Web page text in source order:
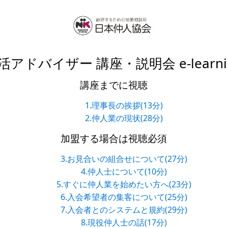
アドバイザー 講座・説明会 e-
講座までに視聴
1.理事長の挨拶(13分)
2.仲人業の現状(28分)
加盟する場合は視聴必須
3.お見合いの組合せについて(27分)
4.仲人士について(10分)
5.すぐに仲人業を始めたい方へ(23分)
6.入会希望者の集客について(25分)
7.入会者とのシステムと規約(29分)
8.現役仲人士の話(17分)